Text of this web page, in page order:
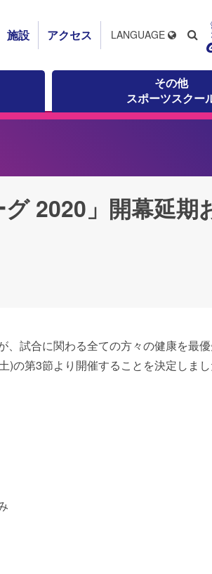
施設 アクセス
その他
スポーツスクー
LANGUAGE
2020」開幕延期
試合に関わる全ての方々の健康を最
)の第3節より開催することを決定しま